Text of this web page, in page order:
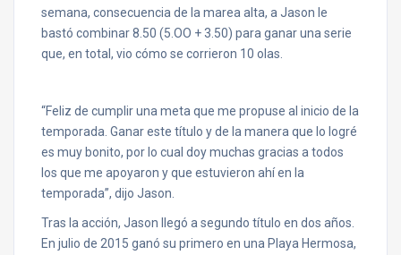
semana, consecuencia de la marea alta, a Jason le
bastó combinar 8.50 (5.OO + 3.50) para ganar una serie
que, en total, vio cómo se corrieron 10 olas.
“Feliz de cumplir una meta que me propuse al inicio de la
temporada. Ganar este título y de la manera que lo logré
es muy bonito, por lo cual doy muchas gracias a todos
los que me apoyaron y que estuvieron ahí en la
temporada”, dijo Jason.
Tras la acción, Jason llegó a segundo título en dos años.
En julio de 2015 ganó su primero en una Playa Hermosa,